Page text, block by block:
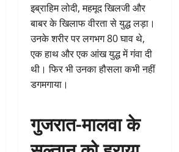
इब्राहिम लोदी, महमूद खिलजी और
बाबर के खिलाफ वीरता से युद्ध लड़ा।
उनके शरीर पर लगभग 80 घाव थे,
एक हाथ और एक आंख युद्ध में गंवा दी
थी। फिर भी उनका हौसला कभी नहीं
डगमगाया।
गुजरात-मालवा के